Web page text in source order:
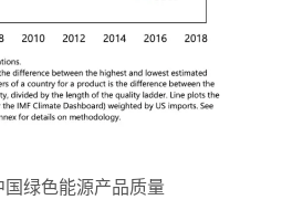
绿色能源产品质量